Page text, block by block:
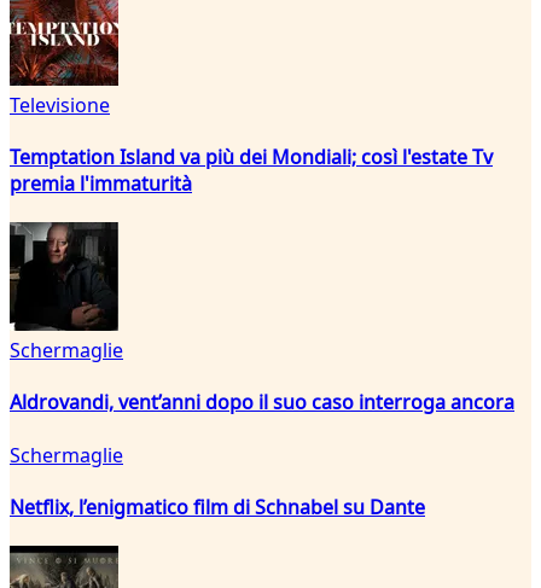
Televisione
Temptation Island va più dei Mondiali; così l'estate Tv
premia l'immaturità
Schermaglie
Aldrovandi, vent’anni dopo il suo caso interroga ancora
Schermaglie
Netflix, l’enigmatico film di Schnabel su Dante